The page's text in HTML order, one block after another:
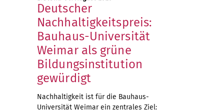
Deutscher
Nachhaltigkeitspreis:
Bauhaus-Universität
Weimar als grüne
Bildungsinstitution
gewürdigt
Nachhaltigkeit ist für die Bauhaus-
Universität Weimar ein zentrales Ziel: